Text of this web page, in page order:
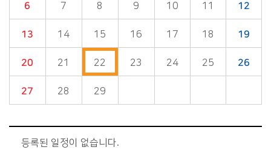
6 7 8 9 10 11 12
13 14 15 16 17 18 19
20 21 22 23 24 25 26
27 28 29
등록된 일정이 없습니다.